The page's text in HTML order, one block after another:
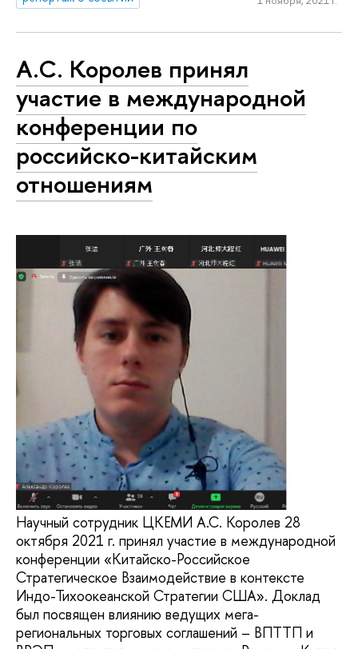
А.С. Королев принял
участие в международной
конференции по
российско-китайским
отношениям
Научный сотрудник ЦКЕМИ А.С. Королев 28
октября 2021 г. принял участие в международной
конференции «Китайско-Российское
Стратегическое Взаимодействие в контексте
Индо-Тихоокеанской Стратегии США». Доклад
был посвящен влиянию ведущих мега-
региональных торговых соглашений – ВПТТП и